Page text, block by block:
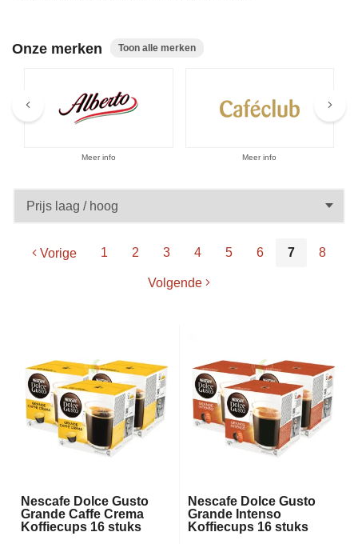
Merken
Onze merken Toon alle merken
Meer info Meer info
Vorige 1 2 3 4 5 6 7 8
Volgende
Nescafe Dolce Gusto
Grande Caffe Crema
Koffiecups 16 stuks
Nescafe Dolce Gusto
Grande Intenso
Koffiecups 16 stuks